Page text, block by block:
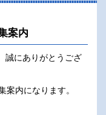
案内
誠にありがとうござ
案内になります。